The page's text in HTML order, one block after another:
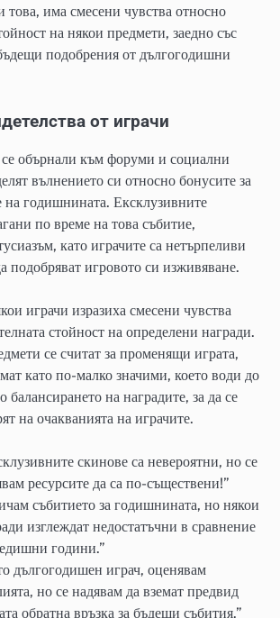
това, има смесени чувства относно
на някои предмети, заедно със
подобрения от дългогодишни
от играчи
обърнали към форуми и социални
вълнението си относно бонусите за
на годишнината. Ексклузивните
по време на това събитие,
като играчите са нетърпеливи
подобряват игровото си изживяване.
играчи изразиха смесени чувства
стойност на определени награди.
се считат за променящи играта,
като по-малко значими, което води до
балансирането на наградите, за да се
на очакванията на играчите.
скинове са невероятни, но се
ресурсите да са по-съществени!”
събитието за годишнината, но някои
изглеждат недостатъчни в сравнение
години.”
дългогодишен играч, оценявам
но се надявам да вземат предвид
обратна връзка за бъдещи събития.”